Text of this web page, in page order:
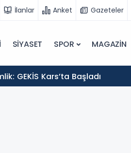
İlanlar Anket Gazeteler
SİYASET SPOR MAGAZİN
GEKİS Kars’ta Başladı